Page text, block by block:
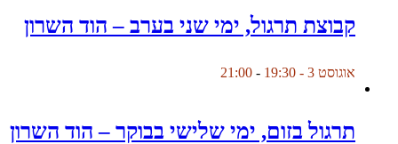
קבוצת תרגול, ימי שני בערב – הוד השרון
אוגוסט 3 - 19:30 -
21:00
תרגול בזום, ימי שלישי בבוקר – הוד השרון